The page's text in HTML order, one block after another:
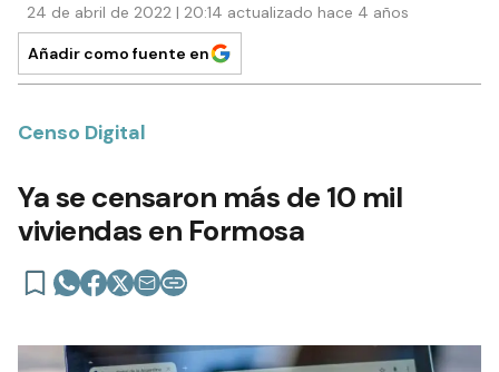
24 de abril de 2022 | 20:14 actualizado hace 4 años
Añadir como fuente en
Censo Digital
Ya se censaron más de 10 mil
viviendas en Formosa